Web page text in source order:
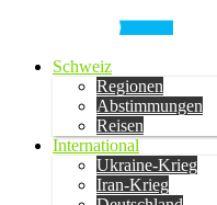
Schweiz
Regionen
Abstimmungen
Reisen
International
Ukraine-Krieg
Iran-Krieg